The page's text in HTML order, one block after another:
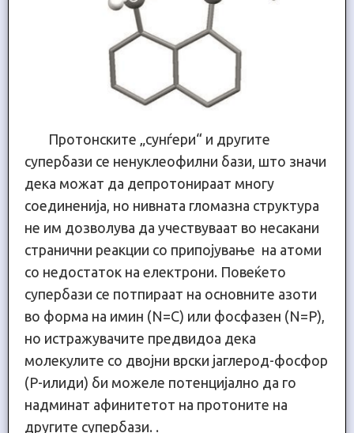
Протонските „сунѓери“ и другите
супербази се ненуклеофилни бази, што значи
дека можат да депротонираат многу
соединенија, но нивната гломазна структура
не им дозволува да учествуваат во несакани
странични реакции со припојување на атоми
со недостаток на електрони. Повеќето
супербази се потпираат на основните азоти
во форма на имин (N=C) или фосфазен (N=P),
но истражувачите предвидоа дека
молекулите со двојни врски јаглерод-фосфор
(P-илиди) би можеле потенцијално да го
надминат афинитетот на протоните на
другите супербази. .